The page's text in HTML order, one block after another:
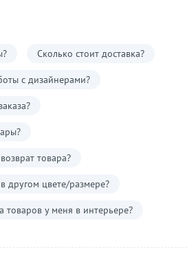
Сколько стоит доставка?
с дизайнерами?
товара?
другом цвете/размере?
у меня в интерьере?